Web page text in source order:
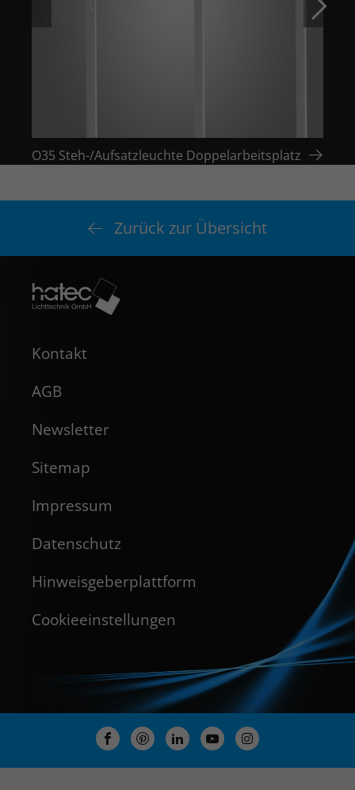
O35 Steh-/Aufsatzleuchte Doppelarbeitsplatz
Zurück zur Übersicht
Kontakt
AGB
Newsletter
Sitemap
Impressum
Datenschutz
Hinweisgeberplattform
Cookieeinstellungen